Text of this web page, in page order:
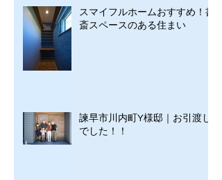
スマイフルホームおすすめ！書
斎スペースのある住まい
諫早市川内町Y様邸｜お引渡し
でした！！